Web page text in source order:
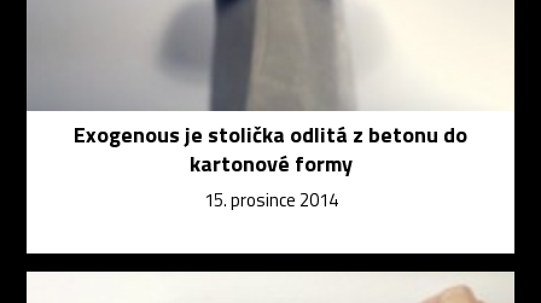
Exogenous je stolička odlitá z betonu do
kartonové formy
15. prosince 2014